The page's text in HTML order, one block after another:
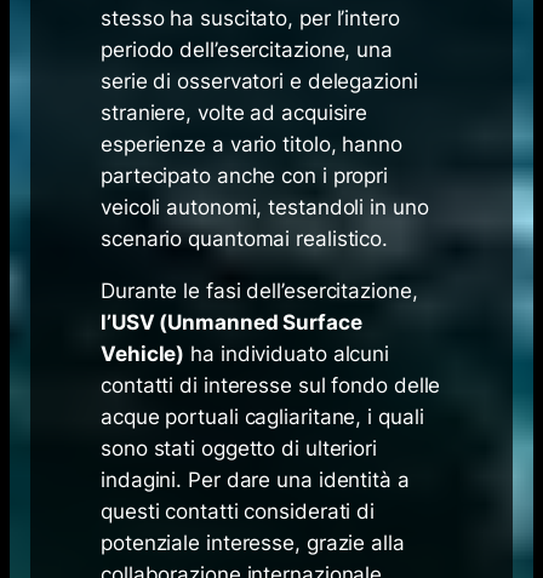
stesso ha suscitato, per l’intero
periodo dell’esercitazione, una
serie di osservatori e delegazioni
straniere, volte ad acquisire
esperienze a vario titolo, hanno
partecipato anche con i propri
veicoli autonomi, testandoli in uno
scenario quantomai realistico.
Durante le fasi dell’esercitazione,
l’USV (Unmanned Surface
Vehicle) ha individuato alcuni
contatti di interesse sul fondo delle
acque portuali cagliaritane, i quali
sono stati oggetto di ulteriori
indagini. Per dare una identità a
questi contatti considerati di
potenziale interesse, grazie alla